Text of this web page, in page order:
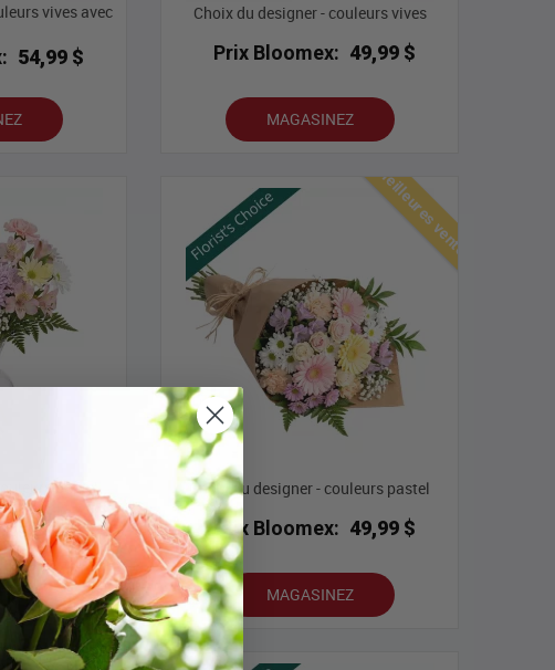
vives avec
54,99 $
Choix du designer - couleurs vives
Prix Bloomex: 49,99 $
MAGASINEZ
pastel
54,99 $
Meilleures ventes
Choix du designer - couleurs pastel
Prix Bloomex: 49,99 $
MAGASINEZ